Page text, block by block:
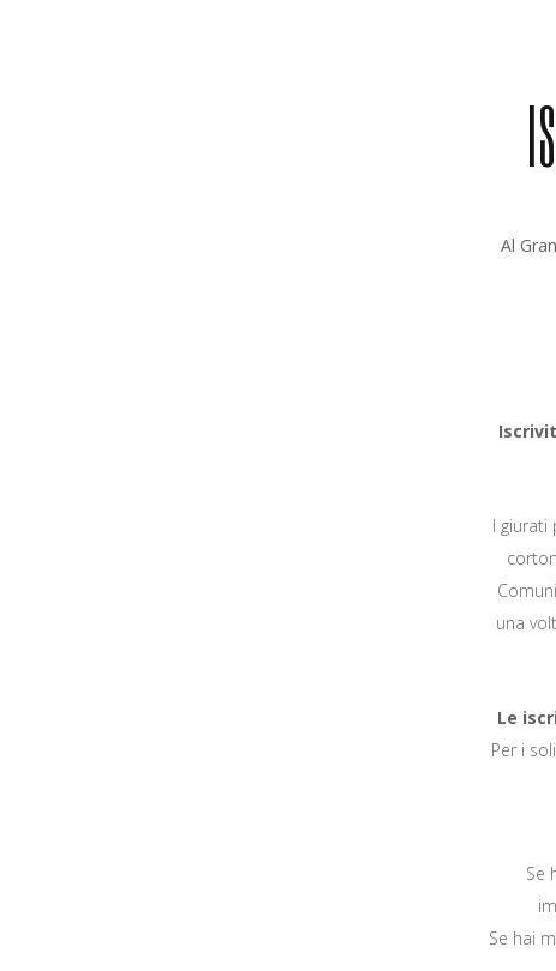
Al
I giurati
una
Le
Per i
Se
Se hai